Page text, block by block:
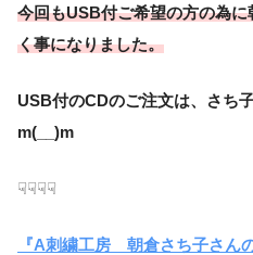
今回もUSB付ご希望の方の為
く事になりました。
USB付のCDのご注文は、さち
m(__)m
☟☟☟☟
『A刺繍工房 朝倉さち子さん